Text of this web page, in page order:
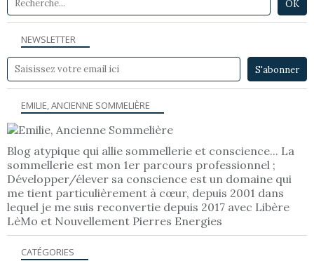
NEWSLETTER
EMILIE, ANCIENNE SOMMELIÈRE
Blog atypique qui allie sommellerie et conscience... La
sommellerie est mon 1er parcours professionnel ;
Développer/élever sa conscience est un domaine qui
me tient particulièrement à cœur, depuis 2001 dans
lequel je me suis reconvertie depuis 2017 avec Libère
LèMo et Nouvellement Pierres Energies
CATÉGORIES